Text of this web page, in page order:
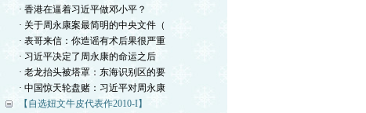
· 香港在逼着习近平做邓小平？
· 关于周永康案最简明的中央文件（
· 表哥来信：你造谣有术后果很严重
· 习近平决定了周永康的命运之后
· 老龙抬头被塔罩：东海识别区的要
· 中国惊天轮盘赌：习近平对周永康
【自选妞文牛皮代表作2010-I】